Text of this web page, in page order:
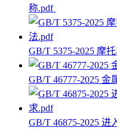
称.pdf
GB/T 5375-2025 摩
GB/T 46777-2025
GB/T 46875-2025